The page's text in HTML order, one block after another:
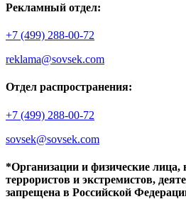
Рекламный отдел:
+7 (499) 288-00-72
reklama@sovsek.com
Отдел распространения:
+7 (499) 288-00-72
sovsek@sovsek.com
*Организации и физические лица,
террористов и экстремистов,
запрещена в Российской